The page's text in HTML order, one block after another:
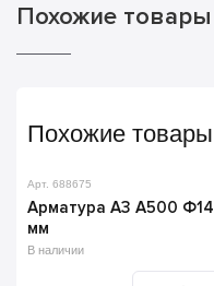
Похожие товары
Похожие товары
Арт. 688675
Арматура А3 А500 Ф14
мм
В наличии